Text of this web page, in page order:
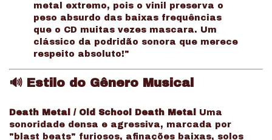
metal extremo, pois o vinil preserva o
peso absurdo das baixas frequências
que o CD muitas vezes mascara. Um
clássico da podridão sonora que merece
respeito absoluto!"
🔊 Estilo do Gênero Musical
Death Metal / Old School Death Metal
Uma
sonoridade densa e agressiva, marcada por
"blast beats" furiosos, afinações baixas, solos